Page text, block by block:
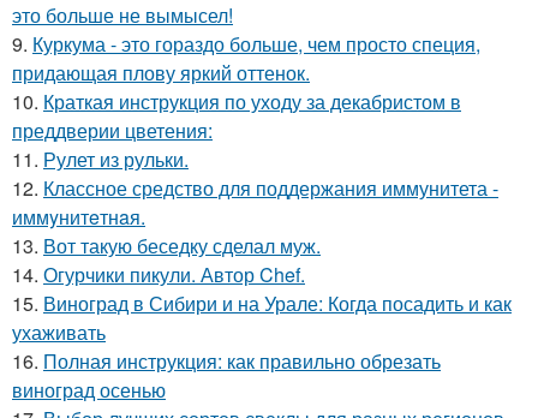
это больше не вымысел!
9. Куркума - это гораздо больше, чем просто специя,
придающая плову яркий оттенок.
10. Краткая инструкция по уходу за декабристом в
преддверии цветения:
11. Рулет из рульки.
12. Классное средство для поддержания иммунитета -
иммyнитeтнaя.
13. Вот такую беседку сделал муж.
14. Огурчики пикули. Автор Chef.
15. Виноград в Сибири и на Урале: Когда посадить и как
ухаживать
16. Полная инструкция: как правильно обрезать
виноград осенью